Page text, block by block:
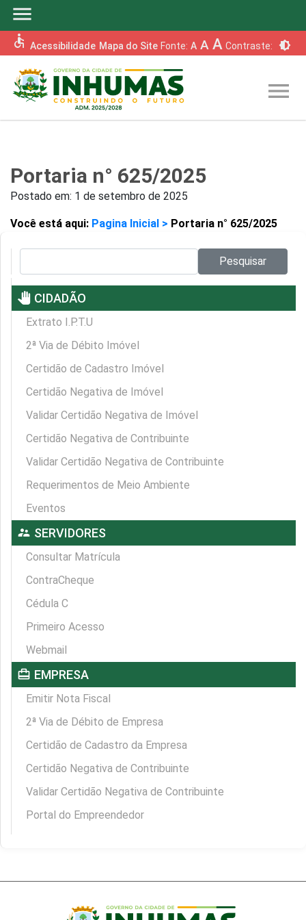
menu
accessible Acessibilidade Mapa do Site Fonte: A A A Contraste: brightness_6
menu
Portaria n° 625/2025
Postado em: 1 de setembro de 2025
Você está aqui: Pagina Inicial > Portaria n° 625/2025
Pesquisar
pan_tool CIDADÃO
Extrato I.P.T.U
2ª Via de Débito Imóvel
Certidão de Cadastro Imóvel
Certidão Negativa de Imóvel
Validar Certidão Negativa de Imóvel
Certidão Negativa de Contribuinte
Validar Certidão Negativa de Contribuinte
Requerimentos de Meio Ambiente
Eventos
supervisor_account SERVIDORES
Consultar Matrícula
ContraCheque
Cédula C
Primeiro Acesso
Webmail
card_travel EMPRESA
Emitir Nota Fiscal
2ª Via de Débito de Empresa
Certidão de Cadastro da Empresa
Certidão Negativa de Contribuinte
Validar Certidão Negativa de Contribuinte
Portal do Empreendedor